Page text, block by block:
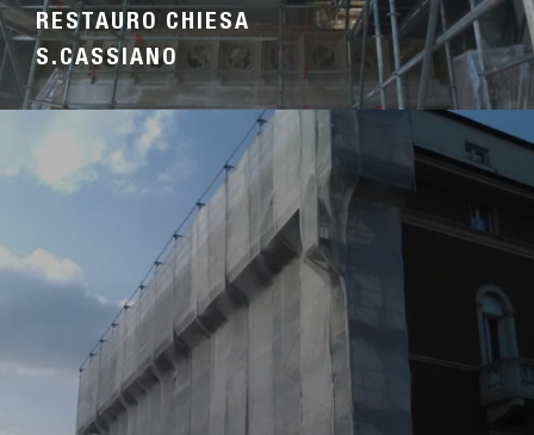
RESTAURO CHIESA
S.CASSIANO